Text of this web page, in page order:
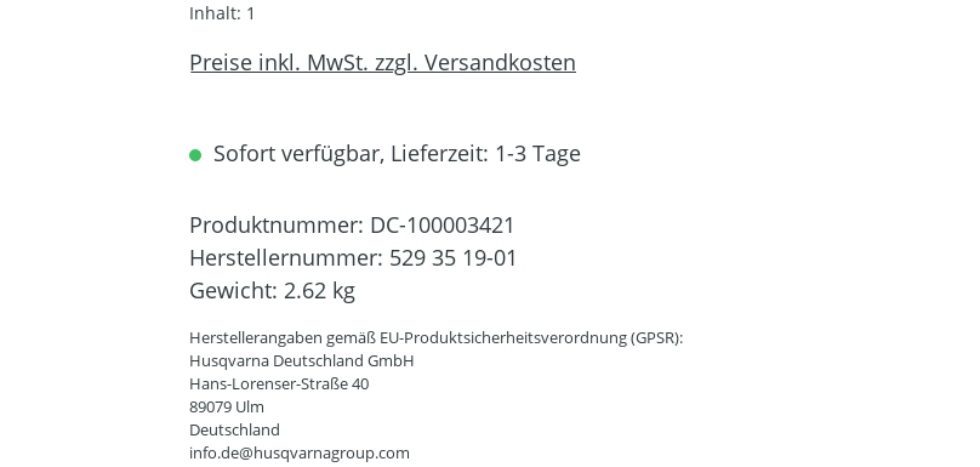
Inhalt: 1
Preise inkl. MwSt. zzgl. Versandkosten
Sofort verfügbar, Lieferzeit: 1-3 Tage
Produktnummer: DC-100003421
Herstellernummer: 529 35 19-01
Gewicht: 2.62 kg
Herstellerangaben gemäß EU-Produktsicherheitsverordnung (GPSR):
Husqvarna Deutschland GmbH
Hans-Lorenser-Straße 40
89079 Ulm
Deutschland
info.de@husqvarnagroup.com